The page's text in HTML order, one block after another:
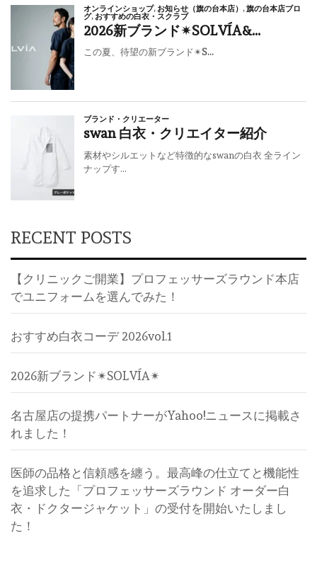
RECENT POSTS
【クリニックご開業】プロフェッサーズラウンド本店
でユニフォームを選んでみた！
おすすめ白衣コーデ 2026vol.1
2026新ブランド✴︎SOLVÍA✴︎
名古屋店の提携パートナーがYahoo!ニュースに掲載さ
れました！
医師の品格と信頼感を纏う。最高峰の仕立てと機能性
を追求した「プロフェッサーズラウンド オーダー白
衣・ドクタージャケット」の受付を開始いたしまし
た！